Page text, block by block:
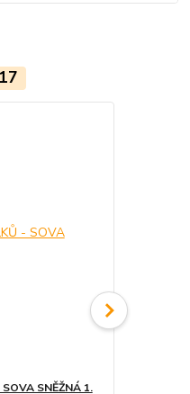
17
SNĚŽNÁ 1.